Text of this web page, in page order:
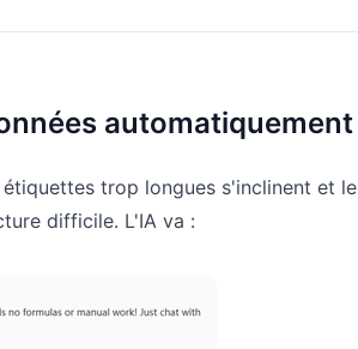
trop longues s'inclinent et
difficile. L'IA va :